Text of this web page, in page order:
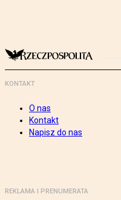
KONTAKT
O nas
Kontakt
Napisz do nas
REKLAMA I PRENUMERATA